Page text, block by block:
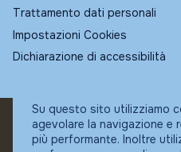
Trattamento dati personali
Impostazioni Cookies
Dichiarazione di accessibilità
© Fundstore
Collocatore autorizzato:
Su questo sito utilizziamo
agevolare la navigazione e
più performante. Inoltre